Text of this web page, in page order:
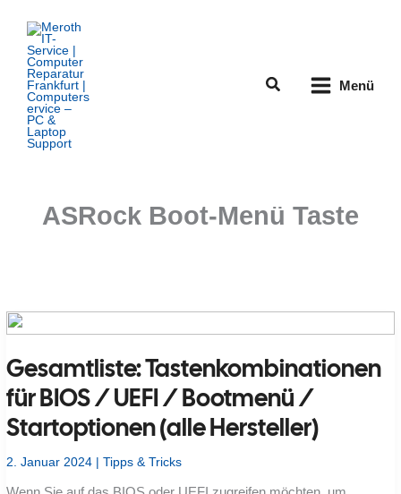
Inhalt
springen
Suchen Menü
ASRock Boot-Menü Taste
Gesamtliste: Tastenkombinationen
für BIOS / UEFI / Bootmenü /
Startoptionen (alle Hersteller)
2. Januar 2024 |Tipps & Tricks